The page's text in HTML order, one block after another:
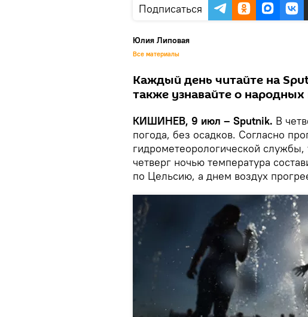
Подписаться
Юлия Липовая
Все материалы
Каждый день читайте на
также узнавайте о
КИШИНЕВ, 9 июл – Sputnik. В
погода, без осадков. Согласно
гидрометеорологической
четверг ночью температура
по Цельсию, а днем воздух